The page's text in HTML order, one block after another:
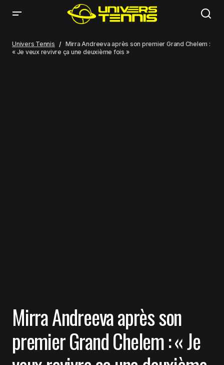
une deuxième fois »
Univers Tennis
Mirra Andreeva après son premier Grand Chelem :
« Je veux revivre ça une deuxième fois »
Mirra Andreeva après son
premier Grand Chelem : « Je